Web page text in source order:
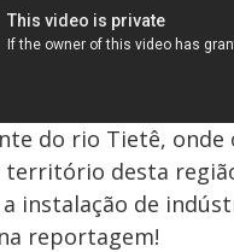
do rio Tietê,
território desta
instalação de
reportagem!